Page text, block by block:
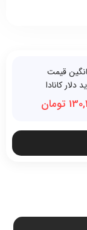
قیمت
دلار کانادا
تومان